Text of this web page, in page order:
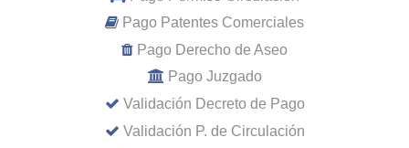
Pago Patentes Comerciales
Pago Derecho de Aseo
Pago Juzgado
Validación Decreto de Pago
Validación P. de Circulación